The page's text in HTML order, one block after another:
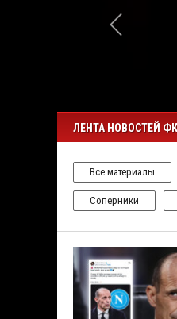
ЛЕНТА НОВОСТЕЙ
Все материалы
Соперники